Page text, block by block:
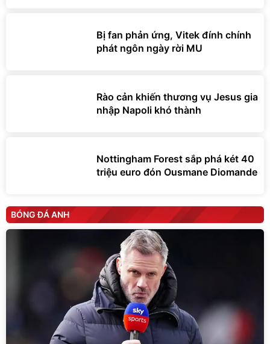
Bị fan phản ứng, Vitek đính chính
phát ngôn ngày rời MU
Rào cản khiến thương vụ Jesus gia
nhập Napoli khó thành
Nottingham Forest sắp phá két 40
triệu euro đón Ousmane Diomande
BÓNG ĐÁ ANH